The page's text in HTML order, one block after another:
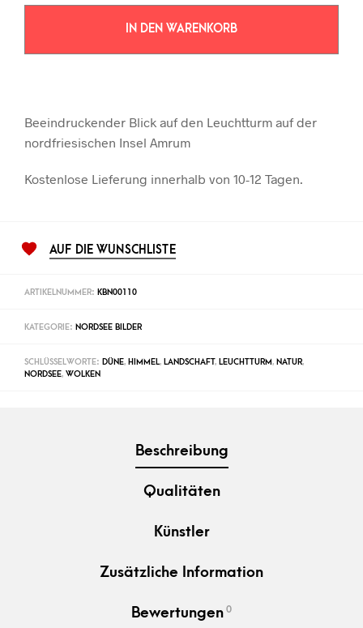
IN DEN WARENKORB
Beeindruckender Blick auf den Leuchtturm auf der
nordfriesischen Insel Amrum
Kostenlose Lieferung innerhalb von 10-12 Tagen.
AUF DIE WUNSCHLISTE
ARTIKELNUMMER: KBN00110
KATEGORIE: NORDSEE BILDER
SCHLÜSSELWORTE: DÜNE, HIMMEL, LANDSCHAFT, LEUCHTTURM, NATUR,
NORDSEE, WOLKEN
Beschreibung
Qualitäten
Künstler
Zusätzliche Information
Bewertungen 0